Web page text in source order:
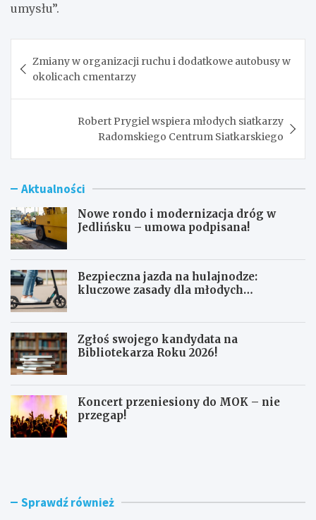
umysłu”.
wpisu
Zmiany w organizacji ruchu i dodatkowe autobusy w
okolicach cmentarzy
Robert Prygiel wspiera młodych siatkarzy
Radomskiego Centrum Siatkarskiego
Aktualności
Nowe rondo i modernizacja dróg w
Jedlińsku – umowa podpisana!
Bezpieczna jazda na hulajnodze:
kluczowe zasady dla młodych
Zgłoś swojego kandydata na
Bibliotekarza Roku 2026!
Koncert przeniesiony do MOK – nie
przegap!
N
o
B
e Sprawdź również